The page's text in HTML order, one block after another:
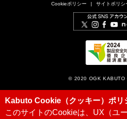
Cookieポリシー
サイトポリシ
© 2020 OGK KABUTO
Kabuto Cookie（クッキー）ポリ
このサイトのCookieは、UX（ユ